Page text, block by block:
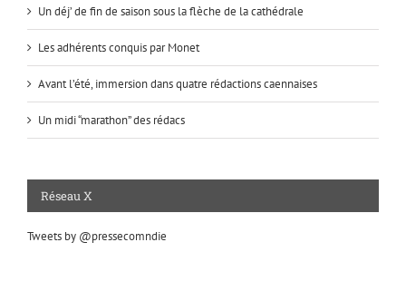
Un déj’ de fin de saison sous la flèche de la cathédrale
Les adhérents conquis par Monet
Avant l’été, immersion dans quatre rédactions caennaises
Un midi “marathon” des rédacs
Réseau X
Tweets by @pressecomndie